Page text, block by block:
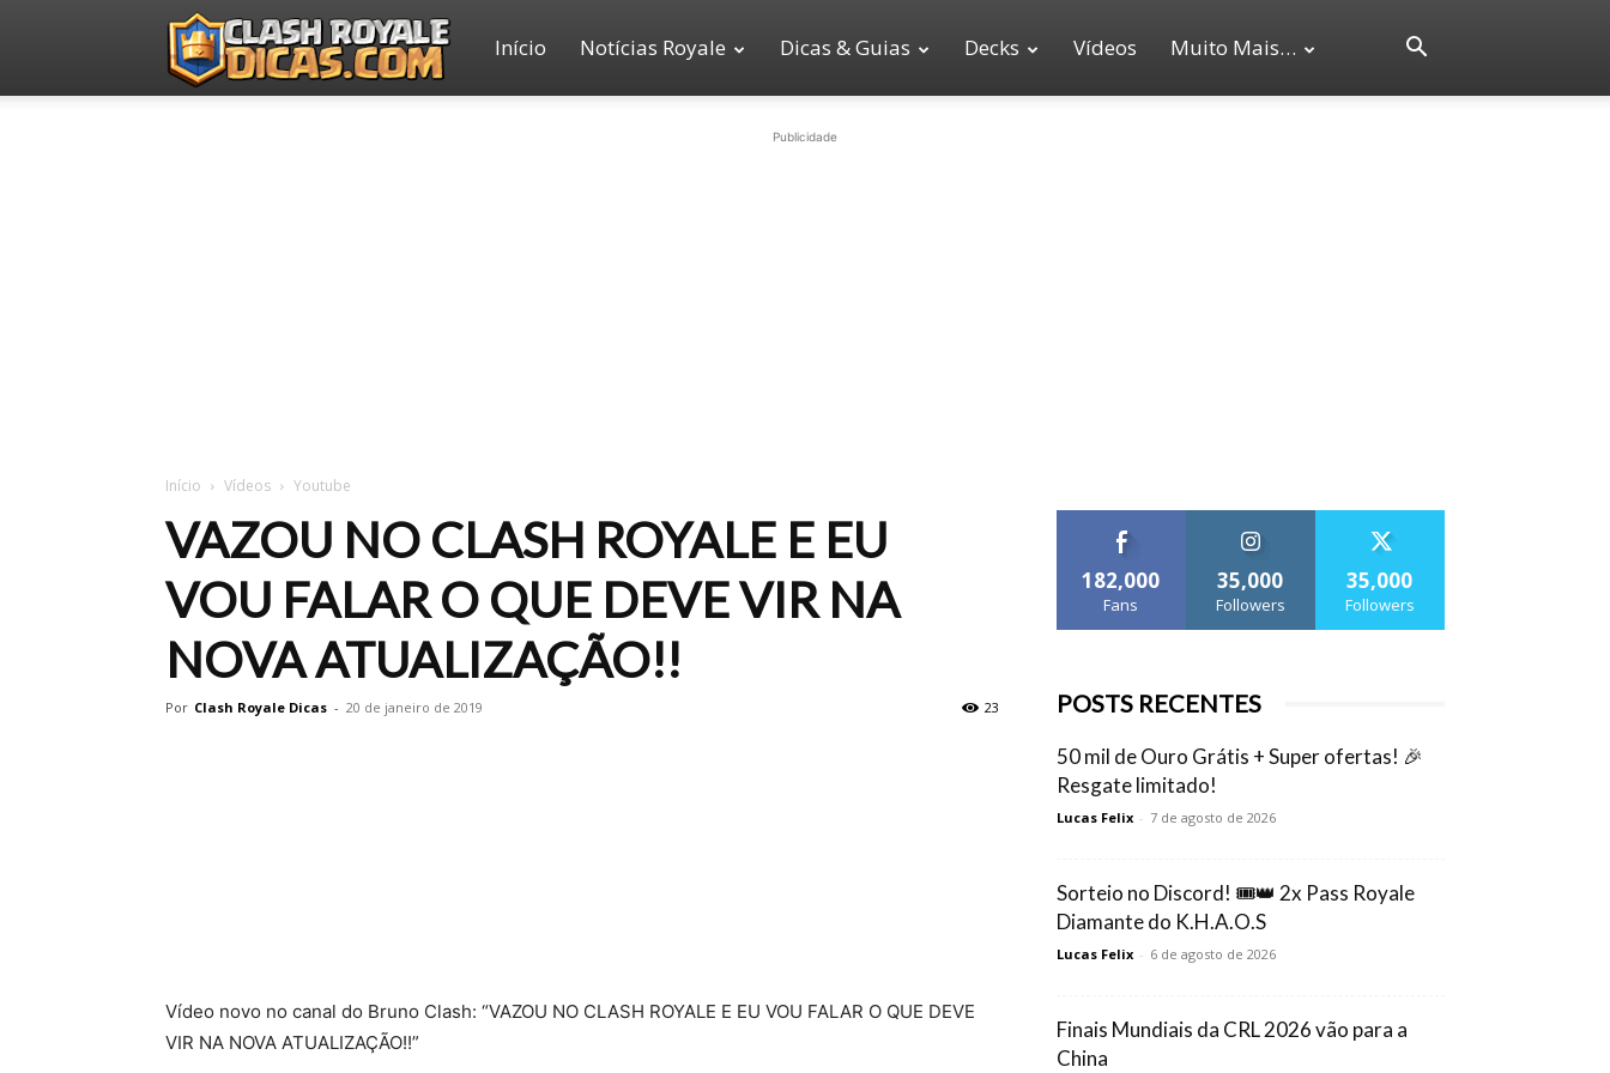
Clash
Início Notícias Royale Dicas & Guias Decks Vídeos Muito Mais…
Publicidade
Início Vídeos Youtube
VAZOU NO CLASH ROYALE E EU
VOU FALAR O QUE DEVE VIR NA
NOVA ATUALIZAÇÃO!!
Por Clash Royale Dicas - 20 de janeiro de 2019 23
Vídeo novo no canal do Bruno Clash: “VAZOU NO CLASH ROYALE E EU VOU FALAR O QUE DEVE
VIR NA NOVA ATUALIZAÇÃO!!”
182,000
Fans
35,000
Followers
35,000
Followers
POSTS RECENTES
50 mil de Ouro Grátis + Super ofertas! 🎉
Resgate limitado!
Lucas Felix - 7 de agosto de 2026
Sorteio no Discord! 🎟️👑 2x Pass Royale
Diamante do K.H.A.O.S
Lucas Felix - 6 de agosto de 2026
Finais Mundiais da CRL 2026 vão para a
China